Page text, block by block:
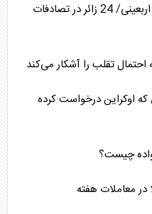
‌‌ثبت 67 میلیون تردد در محورهای اربعینی/ 24 زائر در تصادفات
اوکراین درخواست کرده
چیست؟